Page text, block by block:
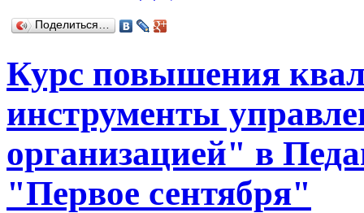
Поделиться…
Курс повышения
инструменты
организацией" в
"Первое сентября"